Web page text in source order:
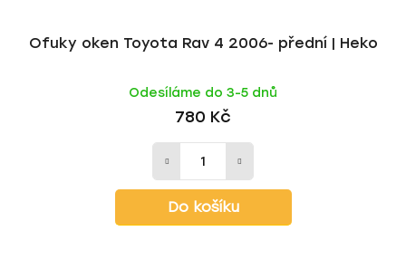
Ofuky oken Toyota Rav 4 2006- přední | Heko
Odesíláme do 3-5 dnů
780 Kč
Do košíku